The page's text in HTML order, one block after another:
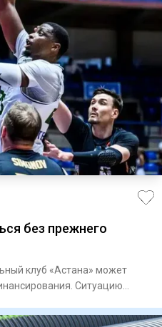
без прежнего
клуб «Астана» может
Ситуацию